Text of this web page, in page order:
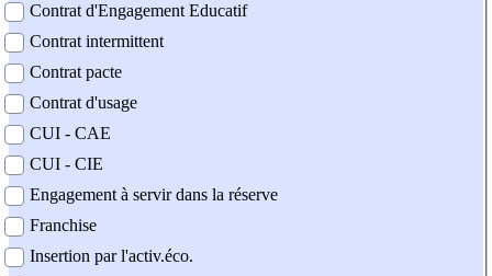
Contrat d'Engagement Educatif
Contrat intermittent
Contrat pacte
Contrat d'usage
CUI - CAE
CUI - CIE
Engagement à servir dans la réserve
Franchise
Insertion par l'activ.éco.